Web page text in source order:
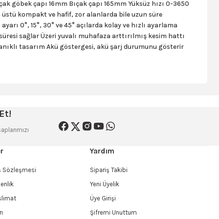
çapı 16mm Bıçak çapı 165mm Yüksüz hızı 0-3650
kompakt ve hafif, zor alanlarda bile uzun süre
0°, 15°, 30° ve 45° açılarda kolay ve hızlı ayarlama
sağlar Üzeri yuvalı muhafaza arttırılmış kesim hattı
tasarım Akü göstergesi, akü şarj durumunu gösterir
Sözleşmesi
Yardım
Sipariş Takibi
Yeni Üyelik
Üye Girişi
Şifremi Unuttum